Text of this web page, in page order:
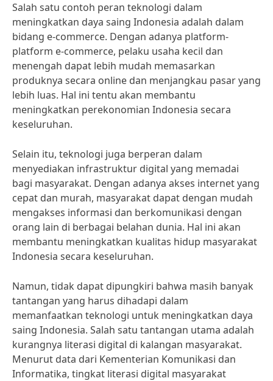
Salah satu contoh peran teknologi dalam
meningkatkan daya saing Indonesia adalah dalam
bidang e-commerce. Dengan adanya platform-
platform e-commerce, pelaku usaha kecil dan
menengah dapat lebih mudah memasarkan
produknya secara online dan menjangkau pasar yang
lebih luas. Hal ini tentu akan membantu
meningkatkan perekonomian Indonesia secara
keseluruhan.
Selain itu, teknologi juga berperan dalam
menyediakan infrastruktur digital yang memadai
bagi masyarakat. Dengan adanya akses internet yang
cepat dan murah, masyarakat dapat dengan mudah
mengakses informasi dan berkomunikasi dengan
orang lain di berbagai belahan dunia. Hal ini akan
membantu meningkatkan kualitas hidup masyarakat
Indonesia secara keseluruhan.
Namun, tidak dapat dipungkiri bahwa masih banyak
tantangan yang harus dihadapi dalam
memanfaatkan teknologi untuk meningkatkan daya
saing Indonesia. Salah satu tantangan utama adalah
kurangnya literasi digital di kalangan masyarakat.
Menurut data dari Kementerian Komunikasi dan
Informatika, tingkat literasi digital masyarakat